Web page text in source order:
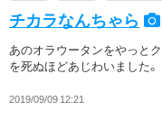
チカラなんちゃら
あのオラウータンをやっと
を死ぬほどあじわいました
2019/09/09 12:21